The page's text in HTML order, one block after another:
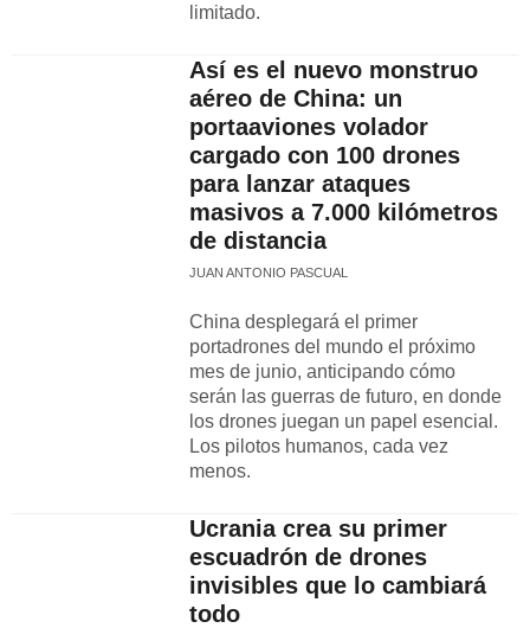
limitado.
Así es el nuevo monstruo
aéreo de China: un
portaaviones volador
cargado con 100 drones
para lanzar ataques
masivos a 7.000 kilómetros
de distancia
JUAN ANTONIO PASCUAL
China desplegará el primer
portadrones del mundo el próximo
mes de junio, anticipando cómo
serán las guerras de futuro, en donde
los drones juegan un papel esencial.
Los pilotos humanos, cada vez
menos.
Ucrania crea su primer
escuadrón de drones
invisibles que lo cambiará
todo